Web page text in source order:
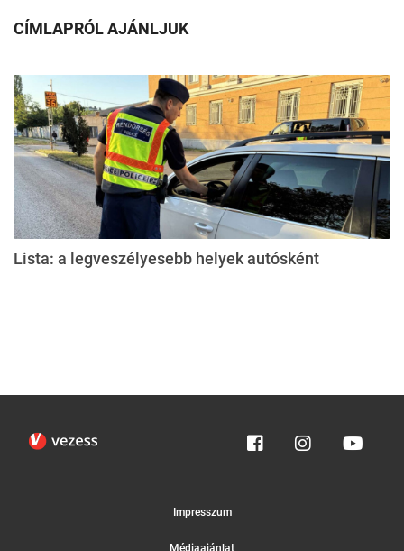
CÍMLAPRÓL AJÁNLJUK
Lista: a legveszélyesebb helyek autósként
Impresszum
Médiaajánlat